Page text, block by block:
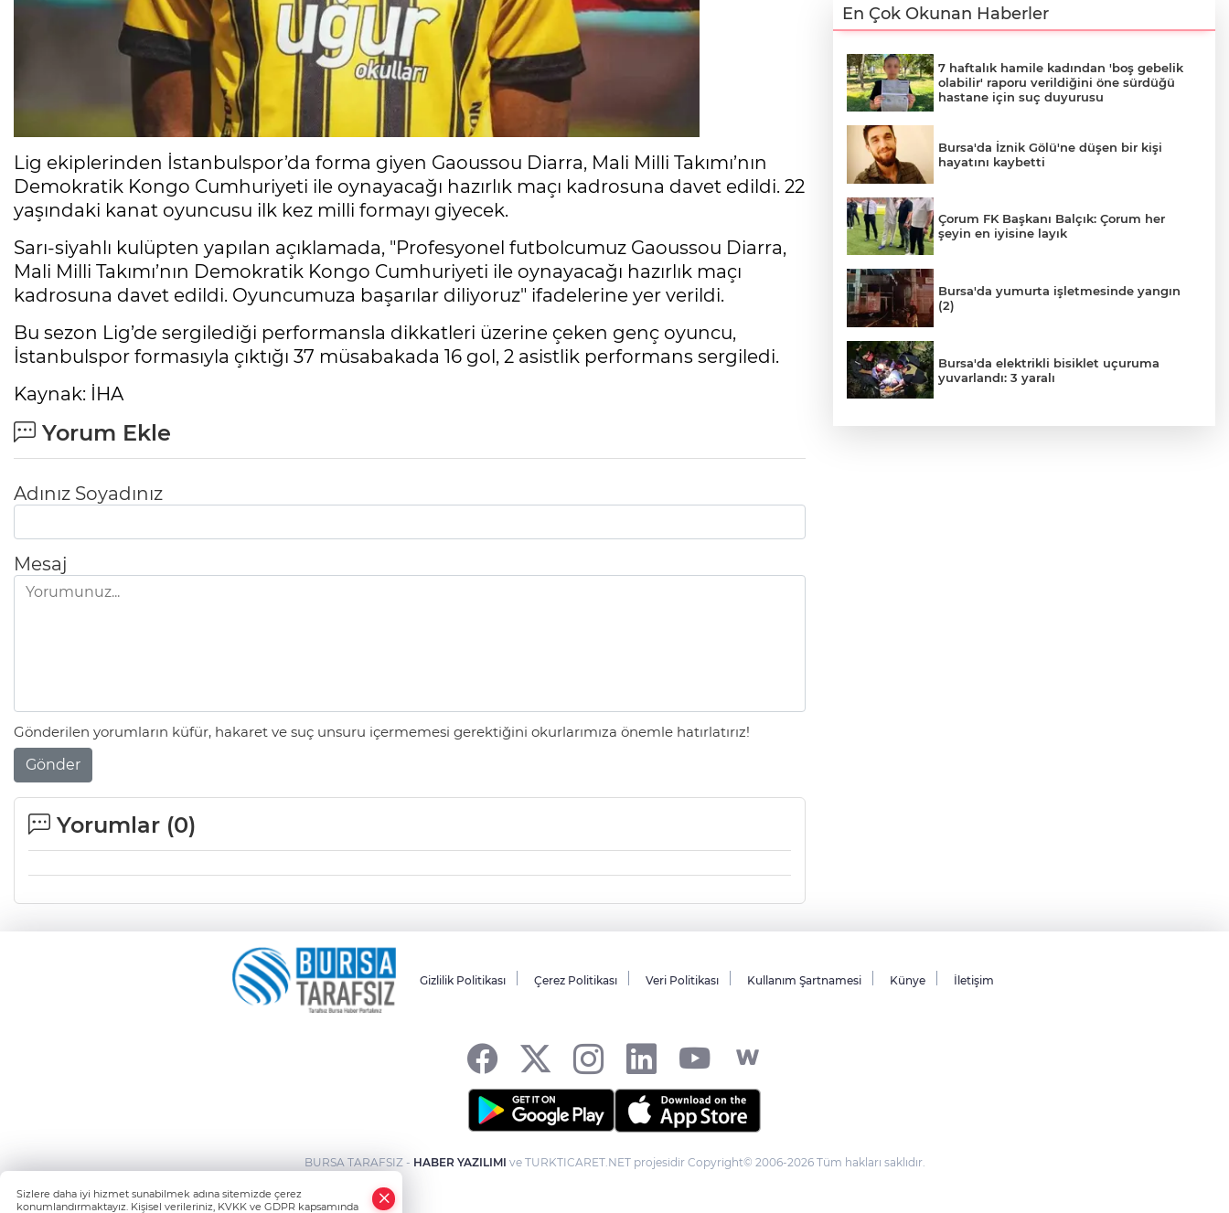
Lig ekiplerinden İstanbulspor’da forma giyen Gaoussou Diarra, Mali Milli Takımı’nın
Demokratik Kongo Cumhuriyeti ile oynayacağı hazırlık maçı kadrosuna davet edildi. 22
yaşındaki kanat oyuncusu ilk kez milli formayı giyecek.
Sarı-siyahlı kulüpten yapılan açıklamada, "Profesyonel futbolcumuz Gaoussou Diarra,
Mali Milli Takımı’nın Demokratik Kongo Cumhuriyeti ile oynayacağı hazırlık maçı
kadrosuna davet edildi. Oyuncumuza başarılar diliyoruz" ifadelerine yer verildi.
Bu sezon Lig’de sergilediği performansla dikkatleri üzerine çeken genç oyuncu,
İstanbulspor formasıyla çıktığı 37 müsabakada 16 gol, 2 asistlik performans sergiledi.
Kaynak: İHA
Yorum Ekle
Adınız Soyadınız
Mesaj
Gönderilen yorumların küfür, hakaret ve suç unsuru içermemesi gerektiğini okurlarımıza önemle hatırlatırız!
Gönder
Yorumlar (0)
En Çok Okunan Haberler
7 haftalık hamile kadından 'boş gebelik
olabilir' raporu verildiğini öne sürdüğü
hastane için suç duyurusu
Bursa'da İznik Gölü'ne düşen bir kişi
hayatını kaybetti
Çorum FK Başkanı Balçık: Çorum her
şeyin en iyisine layık
Bursa'da yumurta işletmesinde yangın
(2)
Bursa'da elektrikli bisiklet uçuruma
yuvarlandı: 3 yaralı
Gizlilik Politikası Çerez Politikası Veri Politikası Kullanım Şartnamesi Künye İletişim
BURSA TARAFSIZ - HABER YAZILIMI ve TURKTICARET.NET projesidir Copyright© 2006-2026 Tüm hakları saklıdır.
Sizlere daha iyi hizmet sunabilmek adına sitemizde çerez
konumlandırmaktayız. Kişisel verileriniz, KVKK ve GDPR kapsamında
Whatsapp